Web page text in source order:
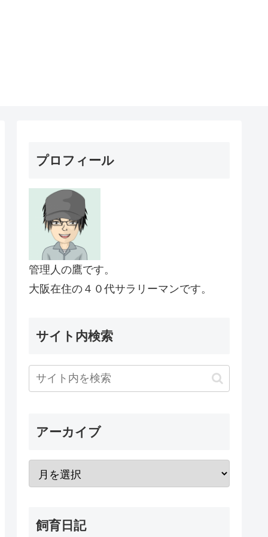
プロフィール
管理人の鷹です。
大阪在住の４０代サラリーマンです。
サイト内検索
アーカイブ
飼育日記